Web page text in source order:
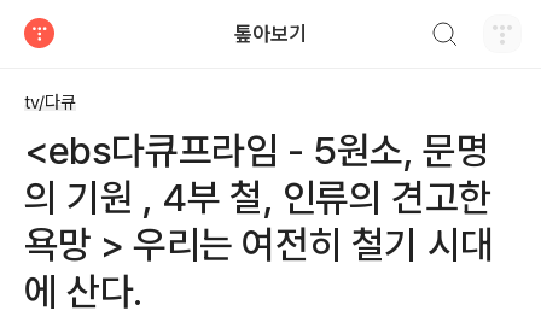
톺아보기
tv/다큐
<ebs다큐프라임 - 5원소, 문명
의 기원 , 4부 철, 인류의 견고한
욕망 > 우리는 여전히 철기 시대
에 산다.